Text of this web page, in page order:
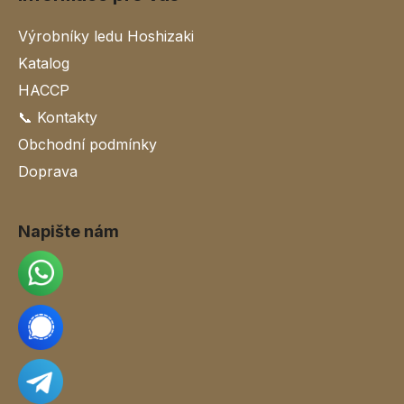
Výrobníky ledu Hoshizaki
Katalog
HACCP
📞 Kontakty
Obchodní podmínky
Doprava
Napište nám